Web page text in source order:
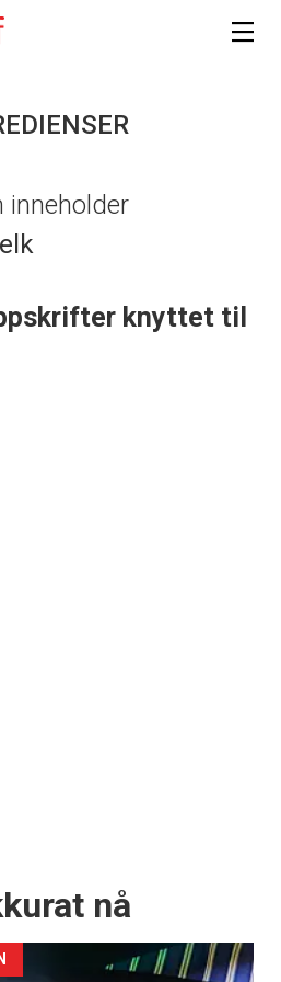
inneholder
knyttet til
nå